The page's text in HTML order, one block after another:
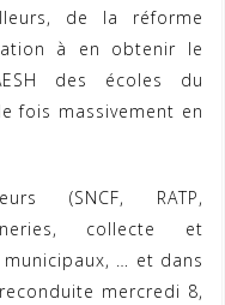
de la réforme
à en obtenir le
des écoles du
fois massivement en
(SNCF, RATP,
collecte et
… et dans
mercredi 8,